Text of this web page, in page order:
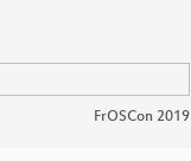
FrOSCon 2019